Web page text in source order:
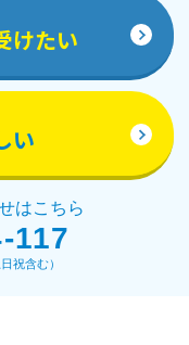
けたい
い
はこちら
117
祝含む）